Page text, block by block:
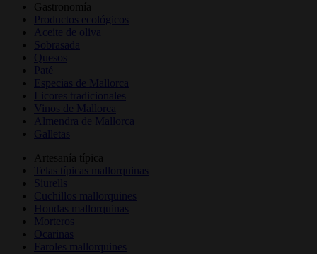
Gastronomía
Productos ecológicos
Aceite de oliva
Sobrasada
Quesos
Paté
Especias de Mallorca
Licores tradicionales
Vinos de Mallorca
Almendra de Mallorca
Galletas
Artesanía típica
Telas típicas mallorquinas
Siurells
Cuchillos mallorquines
Hondas mallorquinas
Morteros
Ocarinas
Faroles mallorquines